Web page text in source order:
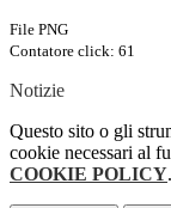
File PNG
Contatore click: 61
Notizie
Questo sito o gli
cookie necessari al
COOKIE POLICY.